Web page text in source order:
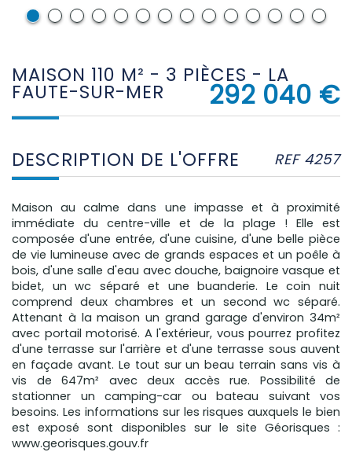
MAISON 110 M² - 3 PIÈCES - LA
FAUTE-SUR-MER 292 040 €
DESCRIPTION DE L'OFFRE REF 4257
Maison au calme dans une impasse et à proximité
immédiate du centre-ville et de la plage ! Elle est
composée d'une entrée, d'une cuisine, d'une belle pièce
de vie lumineuse avec de grands espaces et un poêle à
bois, d'une salle d'eau avec douche, baignoire vasque et
bidet, un wc séparé et une buanderie. Le coin nuit
comprend deux chambres et un second wc séparé.
Attenant à la maison un grand garage d'environ 34m²
avec portail motorisé. A l'extérieur, vous pourrez profitez
d'une terrasse sur l'arrière et d'une terrasse sous auvent
en façade avant. Le tout sur un beau terrain sans vis à
vis de 647m² avec deux accès rue. Possibilité de
stationner un camping-car ou bateau suivant vos
besoins. Les informations sur les risques auxquels le bien
est exposé sont disponibles sur le site Géorisques :
www.georisques.gouv.fr